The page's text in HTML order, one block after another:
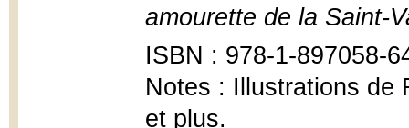
amourette de la Saint-
ISBN : 978-1-897058-
Notes : Illustrations de
et plus.